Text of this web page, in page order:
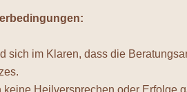
sich im Klaren, dass die
keine Heilversprechen oder Erfolge